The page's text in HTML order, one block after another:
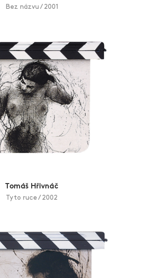
Nikoli diskutované kontroverzní dílo
příjemné emoce vzbuzující
jako pradávnou nositelku života, ale
či chápající přítelkyni. A právě tento
vystupuje z Hřivnáčových
energii zastřenou magickým
dokonalé, tudíž nepotřebují
Ve virtuózních grafických
symboliku, záblesk okamžiku,
běhu času, a proto nejčastěji
námět do kovové destičky.
zvedá narušený kov, tzv. grádek,
obličej: „Emocionální pnutí
bez přetvářky a velice
to může být mnohdy jinak.“ Jeho
ani ty nejzarytější puristy, jelikož
Bez názvu / 2001
Tomáš Hřivnáč
Tyto ruce / 2002